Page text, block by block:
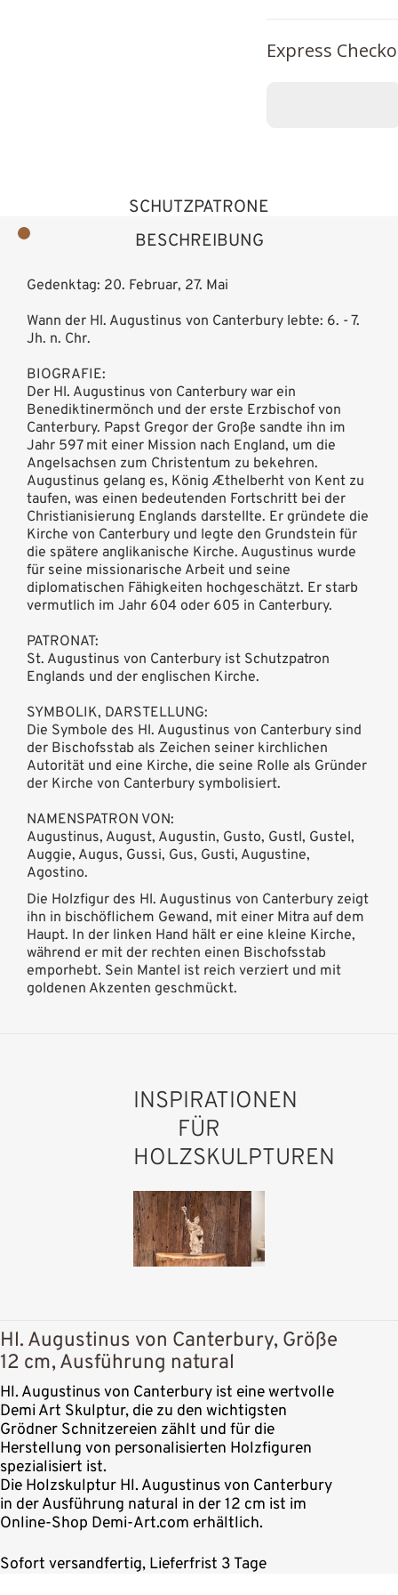
Express
BESCHREIBUNG
SCHUTZPATRONE
Gedenktag: 20. Februar, 27. Mai
Wann der Hl. Augustinus von Canterbury lebte: 6. - 7.
Jh. n. Chr.
BIOGRAFIE:
Der Hl. Augustinus von Canterbury war ein
Benediktinermönch und der erste Erzbischof von
Canterbury. Papst Gregor der Große sandte ihn im
Jahr 597 mit einer Mission nach England, um die
Angelsachsen zum Christentum zu bekehren.
Augustinus gelang es, König Æthelberht von Kent zu
taufen, was einen bedeutenden Fortschritt bei der
Christianisierung Englands darstellte. Er gründete die
Kirche von Canterbury und legte den Grundstein für
die spätere anglikanische Kirche. Augustinus wurde
für seine missionarische Arbeit und seine
diplomatischen Fähigkeiten hochgeschätzt. Er starb
vermutlich im Jahr 604 oder 605 in Canterbury.
PATRONAT:
St. Augustinus von Canterbury ist Schutzpatron
Englands und der englischen Kirche.
SYMBOLIK, DARSTELLUNG:
Die Symbole des Hl. Augustinus von Canterbury sind
der Bischofsstab als Zeichen seiner kirchlichen
Autorität und eine Kirche, die seine Rolle als Gründer
der Kirche von Canterbury symbolisiert.
NAMENSPATRON VON:
Augustinus, August, Augustin, Gusto, Gustl, Gustel,
Auggie, Augus, Gussi, Gus, Gusti, Augustine,
Agostino.
Die Holzfigur des Hl. Augustinus von Canterbury zeigt
ihn in bischöflichem Gewand, mit einer Mitra auf dem
Haupt. In der linken Hand hält er eine kleine Kirche,
während er mit der rechten einen Bischofsstab
emporhebt. Sein Mantel ist reich verziert und mit
goldenen Akzenten geschmückt.
INSPIRATIONEN
FÜR
HOLZSKULPTUREN
Hl. Augustinus von Canterbury, Größe
12 cm, Ausführung natural
Hl. Augustinus von Canterbury ist eine wertvolle
Demi Art Skulptur, die zu den wichtigsten
Grödner Schnitzereien zählt und für die
Herstellung von personalisierten Holzfiguren
spezialisiert ist.
Die Holzskulptur Hl. Augustinus von Canterbury
in der Ausführung natural in der 12 cm ist im
Online-Shop Demi-Art.com erhältlich.
Sofort versandfertig, Lieferfrist 3 Tage